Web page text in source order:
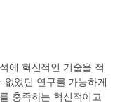
에 혁신적인 기술을 적
었던 연구를 가능하게
충족하는 혁신적이고